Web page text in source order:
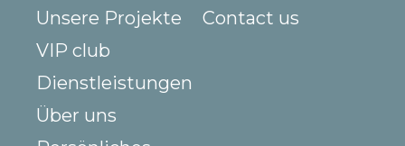
Unsere Projekte
VIP club
Dienstleistungen
Über uns
Contact us